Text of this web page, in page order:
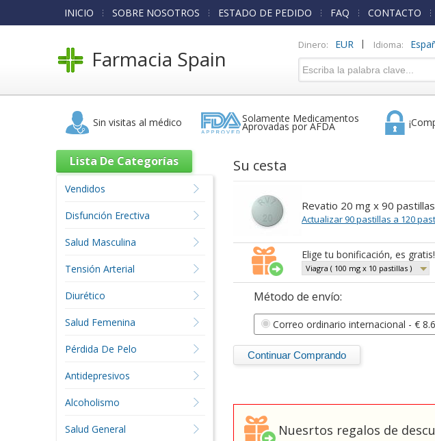
INICIO SOBRE NOSOTROS ESTADO DE PEDIDO FAQ CONTACTO
Farmacia Spain
Dinero: EUR | Idioma:
Sin visitas al médico Solamente Medicamentos
Aprovadas por AFDA
Su cesta
Revatio 20 mg x 90 pastillas
Actualizar 90 pastillas a 120
Elige tu bonificación, es gratis!
Viagra ( 100 mg x 10 pastillas )
Método de envío:
Correo ordinario internacional - €
Nuesrtos regalos de
Lista De Categorías
Vendidos
Disfunción Erectiva
Salud Masculina
Tensión Arterial
Diurético
Salud Femenina
Pérdida De Pelo
Antidepresivos
Alcoholismo
Salud General